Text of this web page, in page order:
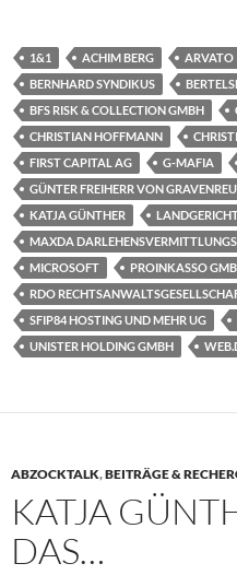
1&1 ACHIM BERG ARVATO
BERNHARD SYNDIKUS
BFS RISK & COLLECTION GMBH
CHRISTIAN HOFFMANN
FIRST CAPITAL AG
G-MAFIA
GÜNTER FREIHERR VON
KATJA GÜNTHER
MAXDA
MICROSOFT
PROINKASSO
RDO
SFIP84 HOSTING UND MEHR UG
UNISTER HOLDING GMBH
ABZOCKTALK,BEITRÄGE &
KATJA
DAS…